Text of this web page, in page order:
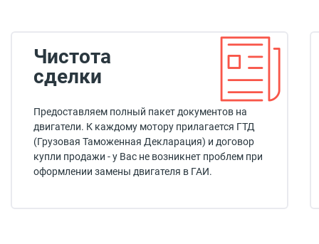
Чистота
сделки
Предоставляем полный пакет документов на
двигатели. К каждому мотору прилагается ГТД
(Грузовая Таможенная Декларация) и договор
купли продажи - у Вас не возникнет проблем при
оформлении замены двигателя в ГАИ.